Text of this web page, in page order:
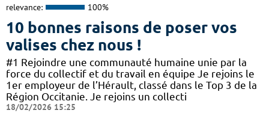
relevance: 100%
10 bonnes raisons de poser vos
valises chez nous !
#1 Rejoindre une communauté humaine unie par la
force du collectif et du travail en équipe Je rejoins le
1er employeur de l’Hérault, classé dans le Top 3 de la
Région Occitanie. Je rejoins un collecti
18/02/2026 15:25